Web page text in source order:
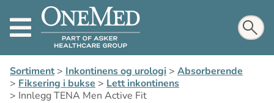
Sortiment> Inkontinens og urologi> Absorberende
> Fiksering i bukse > Lett inkontinens
> Innlegg TENA Men Active Fit